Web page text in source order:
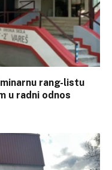
rang-listu
u radni odnos